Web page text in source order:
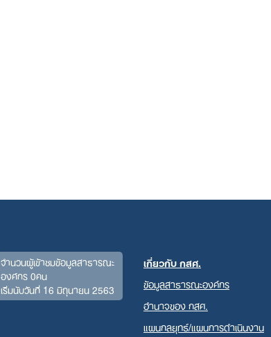
จำนวนผู้เข้าชมข้อมูลสาธารณะ
องค์กร 0คน
เริ่มนับวันที่ 16 มิถุนายน 2563
เกี่ยวกับ กสศ.
ข้อมูลสาธารณะองค์กร
อำนาจของ กสศ.
แผนกลยุทธ์/แผนการดำเนินงาน